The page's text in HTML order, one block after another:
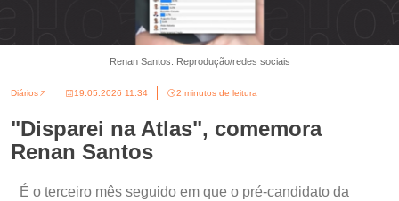
Renan Santos. Reprodução/redes sociais
Diários 19.05.2026 11:34 2 minutos de leitura
"Disparei na Atlas", comemora
Renan Santos
É o terceiro mês seguido em que o pré-candidato da